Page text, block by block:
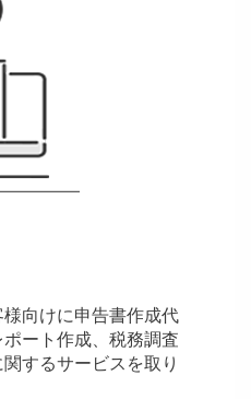
向けに申告書作成代
ート作成、税務調査
するサービスを取り